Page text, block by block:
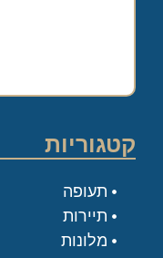
קטגוריות
תעופה
תיירות
מלונות